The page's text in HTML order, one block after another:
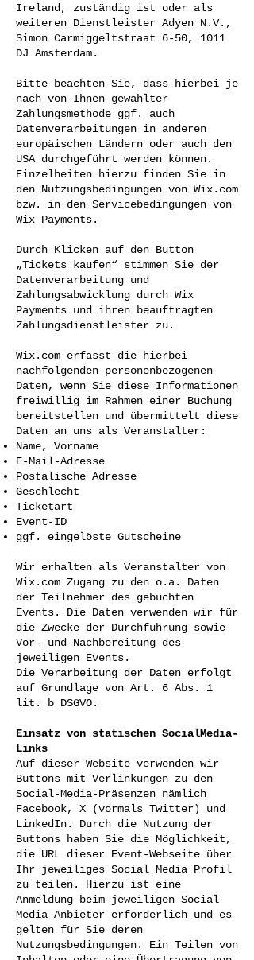
Ireland, zuständig ist oder als
weiteren Dienstleister Adyen N.V.,
Simon Carmiggeltstraat 6-50, 1011
DJ Amsterdam.
Bitte beachten Sie, dass hierbei je
nach von Ihnen gewählter
Zahlungsmethode ggf. auch
Datenverarbeitungen in anderen
europäischen Ländern oder auch den
USA durchgeführt werden können.
Einzelheiten hierzu finden Sie in
den Nutzungsbedingungen von Wix.com
bzw. in den Servicebedingungen von
Wix Payments.
Durch Klicken auf den Button
„Tickets kaufen“ stimmen Sie der
Datenverarbeitung und
Zahlungsabwicklung durch Wix
Payments und ihren beauftragten
Zahlungsdienstleister zu.
Wix.com erfasst die hierbei
nachfolgenden personenbezogenen
Daten, wenn Sie diese Informationen
freiwillig im Rahmen einer Buchung
bereitstellen und übermittelt diese
Daten an uns als Veranstalter:
Name, Vorname
E-Mail-Adresse
Postalische Adresse
Geschlecht
Ticketart
Event-ID
ggf. eingelöste Gutscheine
Wir erhalten als Veranstalter von
Wix.com Zugang zu den o.a. Daten
der Teilnehmer des gebuchten
Events. Die Daten verwenden wir für
die Zwecke der Durchführung sowie
Vor- und Nachbereitung des
jeweiligen Events.
Die Verarbeitung der Daten erfolgt
auf Grundlage von Art. 6 Abs. 1
lit. b DSGVO.
Einsatz von statischen SocialMedia-
Links
Auf dieser Website verwenden wir
Buttons mit Verlinkungen zu den
Social-Media-Präsenzen nämlich
Facebook, X (vormals Twitter) und
LinkedIn. Durch die Nutzung der
Buttons haben Sie die Möglichkeit,
die URL dieser Event-Webseite über
Ihr jeweiliges Social Media Profil
zu teilen. Hierzu ist eine
Anmeldung beim jeweiligen Social
Media Anbieter erforderlich und es
gelten für Sie deren
Nutzungsbedingungen. Ein Teilen von